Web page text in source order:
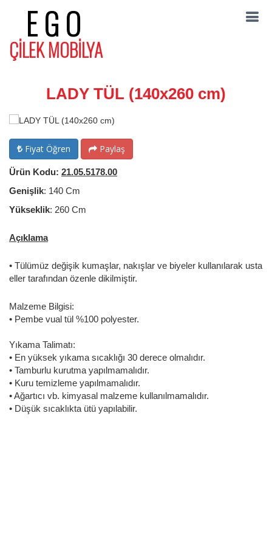
EGO
ÇİLEK MOBİLYA
LADY TÜL (140x260 cm)
Fiyat Öğren Paylaş
Ürün Kodu: 21.05.5178.00
Genişlik: 140 Cm
Yükseklik: 260 Cm
Açıklama
• Tülümüz değişik kumaşlar, nakışlar ve biyeler kullanılarak usta
eller tarafından özenle dikilmiştir.
Malzeme Bilgisi:
• Pembe vual tül %100 polyester.
Yıkama Talimatı:
• En yüksek yıkama sıcaklığı 30 derece olmalıdır.
• Tamburlu kurutma yapılmamalıdır.
• Kuru temizleme yapılmamalıdır.
• Ağartıcı vb. kimyasal malzeme kullanılmamalıdır.
• Düşük sıcaklıkta ütü yapılabilir.